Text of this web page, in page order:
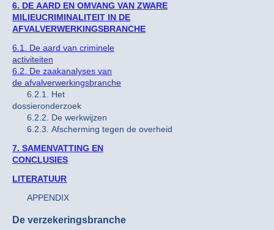
6. DE AARD EN OMVANG VAN ZWARE
MILIEUCRIMINALITEIT IN DE
AFVALVERWERKINGSBRANCHE
6.1. De aard van criminele
activiteiten
6.2. De zaakanalyses van
de afvalverwerkingsbranche
6.2.1. Het
dossieronderzoek
6.2.2. De werkwijzen
6.2.3. Afscherming tegen de overheid
7. SAMENVATTING EN
CONCLUSIES
LITERATUUR
APPENDIX
De verzekeringsbranche